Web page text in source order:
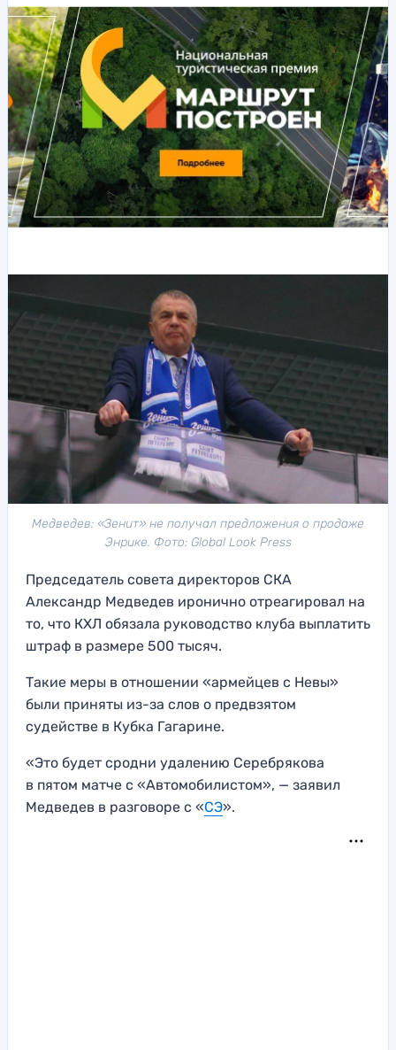
Медведев: «Зенит» не получал предложения о продаже
Энрике. Фото: Global Look Press
Председатель совета директоров СКА
Александр Медведев иронично отреагировал на
то, что КХЛ обязала руководство клуба выплатить
штраф в размере 500 тысяч.
Такие меры в отношении «армейцев с Невы»
были приняты из-за слов о предвзятом
судействе в Кубка Гагарине.
«Это будет сродни удалению Серебрякова
в пятом матче с «Автомобилистом», — заявил
Медведев в разговоре с «СЭ».